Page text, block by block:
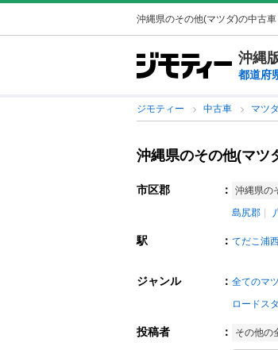
沖縄県のその他(マツダ)の中古車
沖縄
都道府
ジモティー 中古車 マツ
沖縄県のその他(マツ
市区郡 ： 沖縄県の
島尻郡
駅 ： てだこ浦
ジャンル ： 全てのマ
ロードス
投稿者 ： その他の